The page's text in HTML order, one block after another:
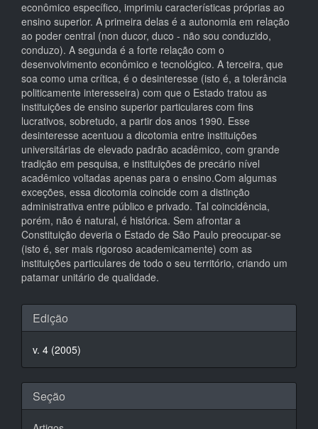
econômico específico, imprimiu características próprias ao
ensino superior. A primeira delas é a autonomia em relação
ao poder central (non ducor, duco - não sou conduzido,
conduzo). A segunda é a forte relação com o
desenvolvimento econômico e tecnológico. A terceira, que
soa como uma crítica, é o desinteresse (isto é, a tolerância
politicamente interesseira) com que o Estado tratou as
instituições de ensino superior particulares com fins
lucrativos, sobretudo, a partir dos anos 1990. Esse
desinteresse acentuou a dicotomia entre instituições
universitárias de elevado padrão acadêmico, com grande
tradição em pesquisa, e instituições de precário nível
acadêmico voltadas apenas para o ensino.Com algumas
exceções, essa dicotomia coincide com a distinção
administrativa entre público e privado. Tal coincidência,
porém, não é natural, é histórica. Sem afrontar a
Constituição deveria o Estado de São Paulo preocupar-se
(isto é, ser mais rigoroso academicamente) com as
instituições particulares de todo o seu território, criando um
patamar unitário de qualidade.
Detalhes
do
artigo
Edição
v. 4 (2005)
Seção